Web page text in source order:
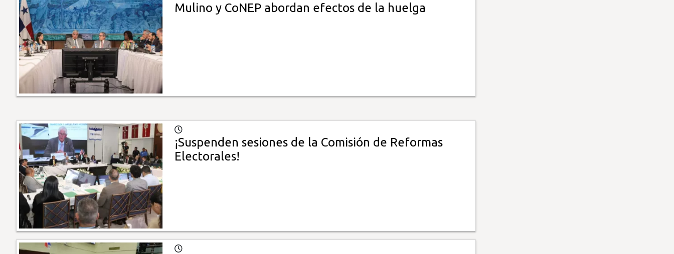
Mulino y CoNEP abordan efectos de la huelga
¡Suspenden sesiones de la Comisión de Reformas
Electorales!